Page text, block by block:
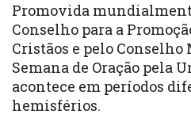
Promovida
Conselho para a
Cristãos e pelo
Semana de Oração pela
acontece em períodos
hemisférios.